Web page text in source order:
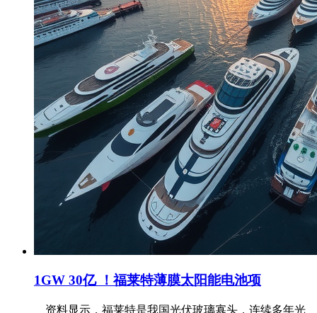
1GW 30亿 ！福莱特薄膜太阳能电池项
资料显示，福莱特是我国光伏玻璃寡头，连续多年光